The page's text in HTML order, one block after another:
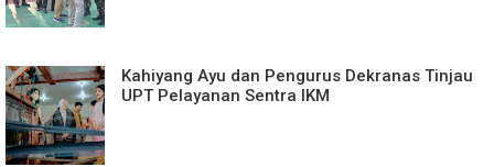
Kahiyang Ayu dan Pengurus Dekranas Tinjau
UPT Pelayanan Sentra IKM